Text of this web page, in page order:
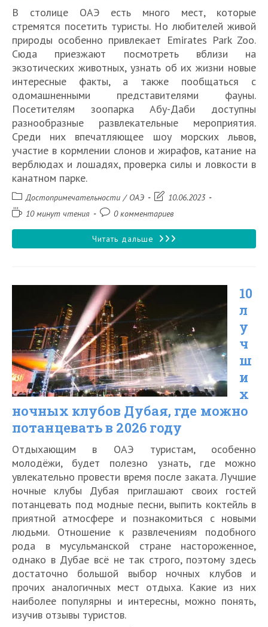
В столице ОАЭ есть много мест, которые
стремятся посетить туристы. Но любителей живой
природы особенно привлекает Emirates Park Zoo.
Сюда приезжают посмотреть вблизи на
экзотических животных, узнать об их жизни новые
интересные факты, а также пообщаться с
одомашненными представителями фауны.
Посетителям зоопарка Абу-Даби доступны
разнообразные развлекательные мероприятия.
Среди них впечатляющее шоу морских львов,
участие в кормлении слонов и жирафов, катание на
верблюдах и лошадях, проверка силы и ловкости в
канатном парке.
Рубрика
записи:
Достопримечательности / ОАЭ
Запись10.06.2023
Время10 минут чтения
Комментарии
записи:
0 комментариев
Читать дальше Emirates
зоопарк
Абу-
Даби
10
л
у
ч
ш
и
х
ночных клубов Дубая, где можно
потанцевать в 2026 году
Отдыхающим в ОАЭ туристам, особенно
молодёжи, будет полезно узнать, где можно
увлекательно провести время после заката. Лучшие
ночные клубы Дубая приглашают своих гостей
потанцевать под модные песни, выпить коктейль в
приятной атмосфере и познакомиться с новыми
людьми. Отношение к развлечениям подобного
рода в мусульманской стране настороженное,
однако в Дубае всё не так строго, поэтому здесь
достаточно большой выбор ночных клубов и
прочих аналогичных мест отдыха. Какие из них
наиболее популярны и интересны, можно понять,
изучив отзывы туристов.